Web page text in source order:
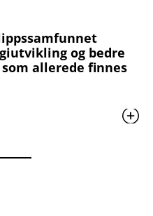
og bedre
allerede finnes